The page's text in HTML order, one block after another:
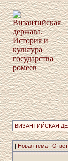
ВИЗАНТИЙСКАЯ
| Новая тема|